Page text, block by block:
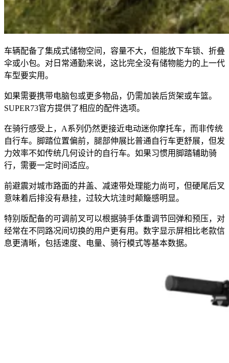
车辆配备了集成式储物空间，容量不大，但能放下车锁、折叠
伞或小包。对日常通勤来说，这比完全没有储物能力的上一代
车型要实用。
如果需要携带电脑包或更多物品，仍需加装后货架或车篮。
SUPER73官方提供了相应的配件选项。
在骑行感受上，A系列仍然更接近电动迷你摩托车，而非传统
自行车。脚踏位置偏前，腿部伸展比普通自行车更舒展，但发
力效率不如传统几何设计的自行车。如果习惯用脚踏辅助骑
行，需要一定时间适应。
前避震对城市路面的井盖、减速带处理能力尚可，但硬尾后叉
意味着后排没有悬挂，过较大坑洼时颠簸感明显。
特别版配备的可调前叉可以根据骑手体重调节回弹和预压，对
经常在不同路况间切换的用户更有用。数字显示屏相比老款信
息更清晰，包括速度、电量、骑行模式等基本数据。